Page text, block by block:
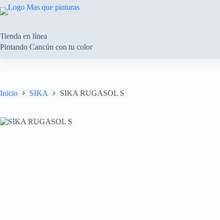
Saltar
al
Tienda en línea
Pintando Cancún con tu color
Inicio SIKA SIKA RUGASOL S